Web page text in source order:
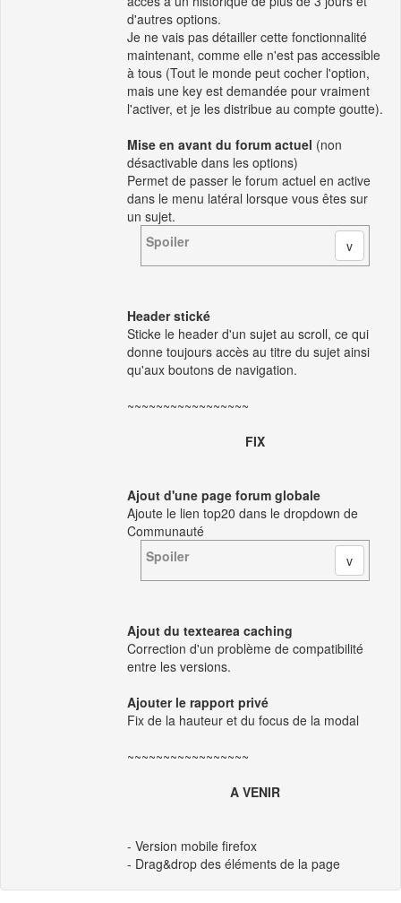
d'autres options.
Je ne vais pas détailler cette fonctionnalité
maintenant, comme elle n'est pas accessible
à tous (Tout le monde peut cocher l'option,
mais une key est demandée pour vraiment
l'activer, et je les distribue au compte goutte).
Mise en avant du forum actuel (non
désactivable dans les options)
Permet de passer le forum actuel en active
dans le menu latéral lorsque vous êtes sur
un sujet.
Spoiler
Header stické
Sticke le header d'un sujet au scroll, ce qui
donne toujours accès au titre du sujet ainsi
qu'aux boutons de navigation.
~~~~~~~~~~~~~~~~~
FIX
Ajout d'une page forum globale
Ajoute le lien top20 dans le dropdown de
Communauté
Spoiler
Ajout du textearea caching
Correction d'un problème de compatibilité
entre les versions.
Ajouter le rapport privé
Fix de la hauteur et du focus de la modal
~~~~~~~~~~~~~~~~~
A VENIR
- Version mobile firefox
- Drag&drop des éléments de la page